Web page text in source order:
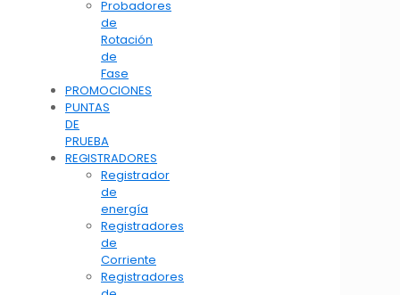
Probadores
de
Rotación
de
Fase
PROMOCIONES
PUNTAS
DE
PRUEBA
REGISTRADORES
Registrador
de
energía
Registradores
de
Corriente
Registradores